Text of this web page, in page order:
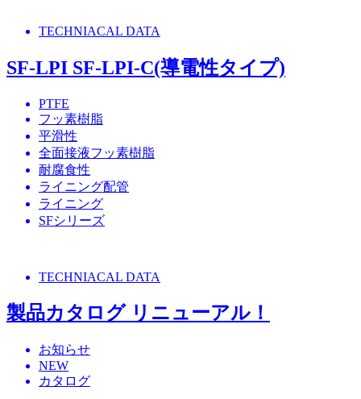
TECHNIACAL DATA
SF-LPI SF-LPI-C(導電性タイプ)
PTFE
フッ素樹脂
平滑性
全面接液フッ素樹脂
耐腐食性
ライニング配管
ライニング
SFシリーズ
TECHNIACAL DATA
製品カタログ リニューアル！
お知らせ
NEW
カタログ